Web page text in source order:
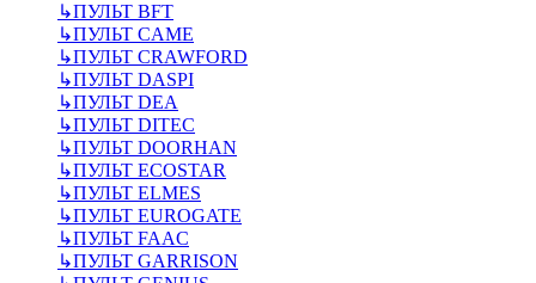
↳ПУЛЬТ BFT
↳ПУЛЬТ CAME
↳ПУЛЬТ CRAWFORD
↳ПУЛЬТ DASPI
↳ПУЛЬТ DEA
↳ПУЛЬТ DITEC
↳ПУЛЬТ DOORHAN
↳ПУЛЬТ ECOSTAR
↳ПУЛЬТ ELMES
↳ПУЛЬТ EUROGATE
↳ПУЛЬТ FAAC
↳ПУЛЬТ GARRISON